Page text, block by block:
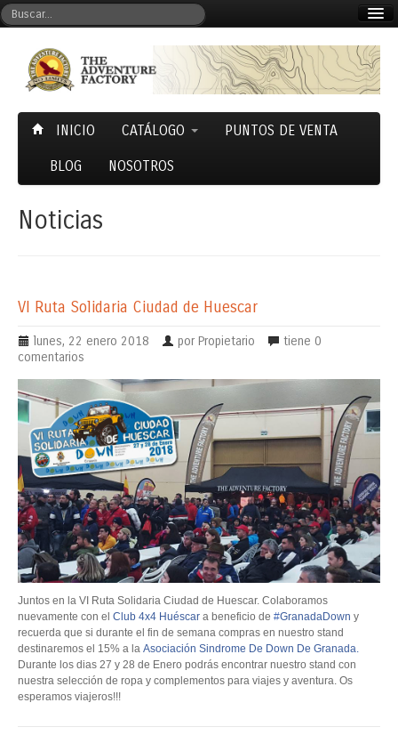
Carrito (0)
INICIO CATÁLOGO PUNTOS DE VENTA
BLOG NOSOTROS
Noticias
VI Ruta Solidaria Ciudad de Huescar
lunes, 22 enero 2018 por Propietario tiene 0
comentarios
Juntos en la VI Ruta Solidaria Ciudad de Huescar. Colaboramos
nuevamente con el Club 4x4 Huéscar a beneficio de #GranadaDown y
recuerda que si durante el fin de semana compras en nuestro stand
destinaremos el 15% a la Asociación Sindrome De Down De Granada.
Durante los dias 27 y 28 de Enero podrás encontrar nuestro stand con
nuestra selección de ropa y complementos para viajes y aventura. Os
esperamos viajeros!!!